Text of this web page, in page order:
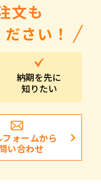
布
品
体向け
業・開院
ップイベント向け粗品・ノベ
文も
さい！
納期を先に
知りたい
フォームから
い合わせ